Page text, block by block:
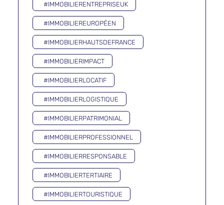
#IMMOBILIERENTREPRISEUK
#IMMOBILIEREUROPÉEN
#IMMOBILIERHAUTSDEFRANCE
#IMMOBILIERIMPACT
#IMMOBILIERLOCATIF
#IMMOBILIERLOGISTIQUE
#IMMOBILIERPATRIMONIAL
#IMMOBILIERPROFESSIONNEL
#IMMOBILIERRESPONSABLE
#IMMOBILIERTERTIAIRE
#IMMOBILIERTOURISTIQUE